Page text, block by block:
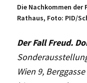
Die Nachkommen der
Rathaus, Foto: PID/
Der Fall Freud.
Wien 9,